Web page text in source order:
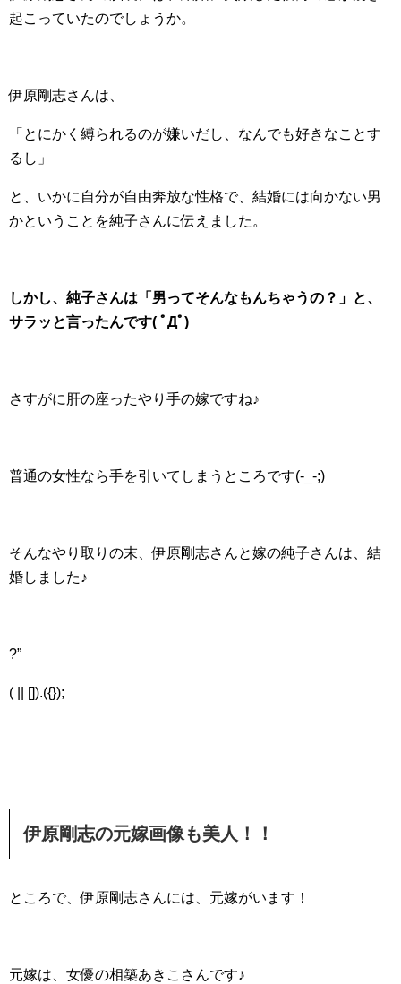
起こっていたのでしょうか。
伊原剛志さんは、
「とにかく縛られるのが嫌いだし、なんでも好きなことす
るし」
と、いかに自分が自由奔放な性格で、結婚には向かない男
かということを純子さんに伝えました。
しかし、純子さんは「男ってそんなもんちゃうの？」と、
サラッと言ったんです( ﾟДﾟ)
さすがに肝の座ったやり手の嫁ですね♪
普通の女性なら手を引いてしまうところです(-_-;)
そんなやり取りの末、伊原剛志さんと嫁の純子さんは、結
婚しました♪
?”
( || []).({});
伊原剛志の元嫁画像も美人！！
ところで、伊原剛志さんには、元嫁がいます！
元嫁は、女優の相築あきこさんです♪